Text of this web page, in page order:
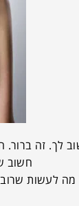
לך. זה
חשוב
לעשות